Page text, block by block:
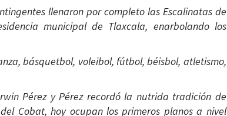
llenaron por completo las Escalinatas de
municipal de Tlaxcala, enarbolando los
básquetbol, voleibol, fútbol, béisbol, atletismo,
Pérez y Pérez recordó la nutrida tradición de
Cobat, hoy ocupan los primeros planos a nivel